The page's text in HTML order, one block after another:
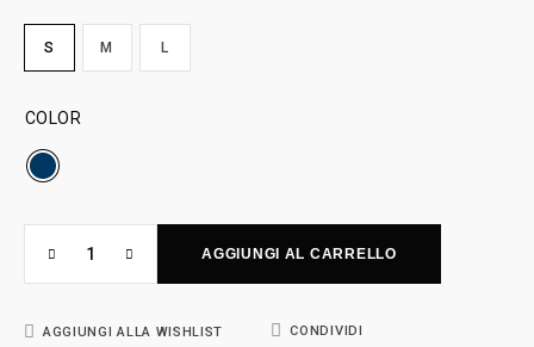
S M L
COLOR
AGGIUNGI AL CARRELLO
AGGIUNGI ALLA WISHLIST CONDIVIDI